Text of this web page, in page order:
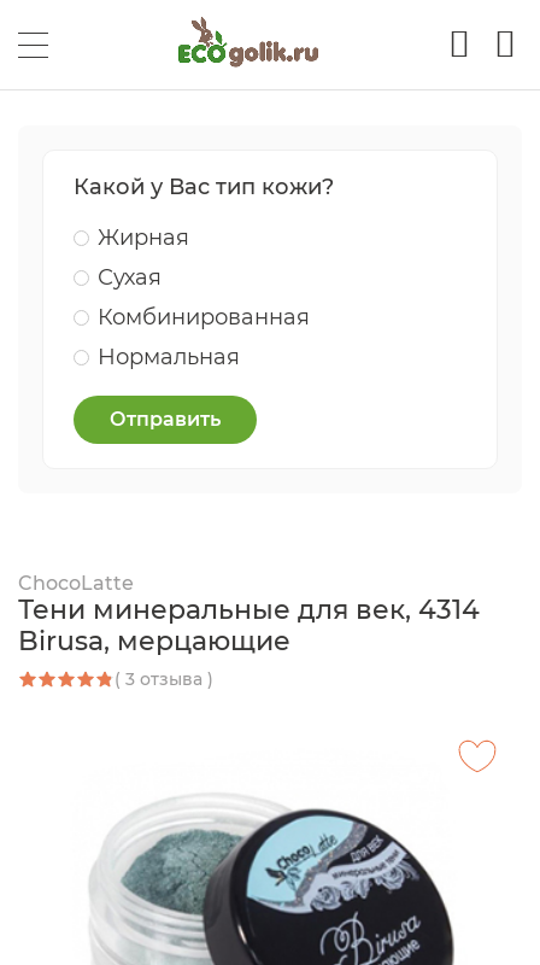
Какой у Вас тип кожи?
Жирная
Сухая
Комбинированная
Нормальная
Отправить
ChocoLatte
Тени минеральные для век, 4314
Birusa, мерцающие
( 3 отзыва )